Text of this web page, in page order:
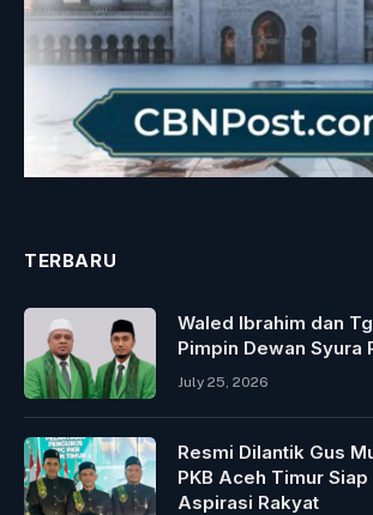
TERBARU
Waled Ibrahim dan
Pimpin Dewan Syura
July 25, 2026
Resmi Dilantik Gus
PKB Aceh Timur
Aspirasi Rakyat